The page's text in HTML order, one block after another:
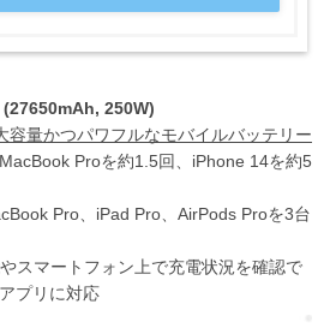
250W)
容量かつパワフルなモバイルバッテリー
Proを約1.5回、iPhone 14を約5
Pro、iPad Pro、AirPods Proを3台
スマートフォン上で充電状況を確認で
プリに対応